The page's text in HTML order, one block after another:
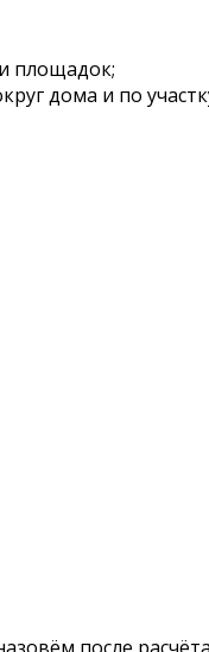
площадок;
дома и по